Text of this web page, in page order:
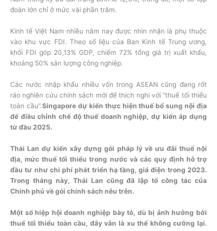
đoàn lớn chỉ ở mức vài phần trăm.
Kinh tế Việt Nam nhiều năm nay được nhìn nhận là phụ thuộc
vào khu vực FDI. Theo số liệu của Ban Kinh tế Trung ương,
khối FDI góp 20,13% GDP, chiếm 72% tổng giá trị xuất khẩu,
khoảng 50% sản lượng công nghiệp.
Các nước nhập khẩu nhiều vốn trong ASEAN cũng đang rốt
ráo nghiên cứu chính sách mới để thích nghi với “thuế tối thiểu
toàn cầu”.Singapore dự kiến thực hiện thuế bổ sung nội địa
để điều chỉnh chế độ thuế doanh nghiệp, dự kiến áp dụng
từ đầu 2025.
Thái Lan dự kiến xây dựng gói pháp lý về ưu đãi thuế nội
địa, mức thuế tối thiểu trong nước và các quy định hỗ trợ
đầu tư như chi phí phát triển hạ tầng, giá điện trong 2023.
Trong tháng này, Thái Lan cũng đã lập tổ công tác của
Chính phủ về gói chính sách nêu trên.
Một số hiệp hội doanh nghiệp bày tỏ, dù bị ảnh hưởng bởi
thuế tối thiểu toàn cầu, đây vẫn là xu thế không cưỡng lại.